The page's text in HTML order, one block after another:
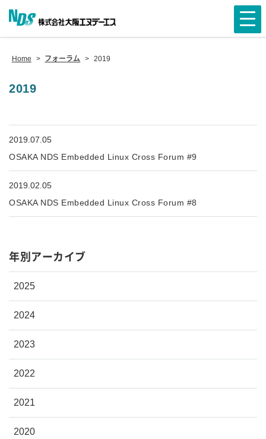
Home > フォーラム > 2019
2019
OSAKA NDS Embedded Linux Cross Forum #9
2019.07.05
OSAKA NDS Embedded Linux Cross Forum #8
2019.02.05
年別アーカイブ
2025
2024
2023
2022
2021
2020